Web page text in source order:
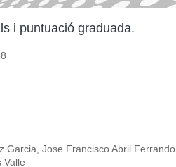
i puntuació graduada.
Garcia, Jose Francisco Abril Ferrando,
Valle